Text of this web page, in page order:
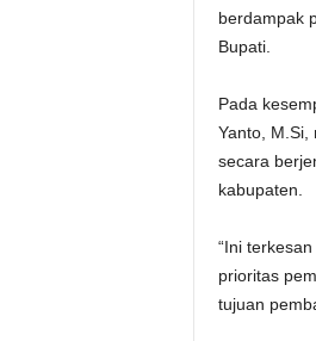
berdampak
Bupati.
Pada
Yanto, M.Si,
secara
kabupaten.
“Ini
prioritas
tujuan